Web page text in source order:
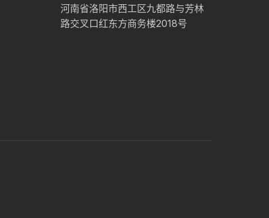
河南省洛阳市西工区九都路与芳林
路交叉口红东方商务楼2018号